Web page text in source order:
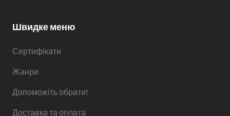
Швидке меню
Сертифікати
Жанри
Допоможіть обрати!
Доставка та оплата